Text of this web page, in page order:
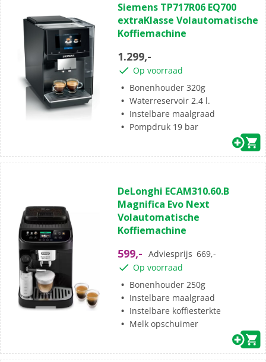
van
de
5
2
beoordelingen
Siemens TP717R06 EQ700
extraKlasse Volautomatische
Koffiemachine
1.299,-
Op voorraad
Bonenhouder 320g
Waterreservoir 2.4 l.
Instelbare maalgraad
Pompdruk 19 bar
van
de
5
sterren.
beoordeling
DeLonghi ECAM310.60.B
Magnifica Evo Next
Volautomatische
Koffiemachine
599,- Adviesprijs 669,-
Op voorraad
Bonenhouder 250g
Instelbare maalgraad
Instelbare koffiesterkte
Melk opschuimer